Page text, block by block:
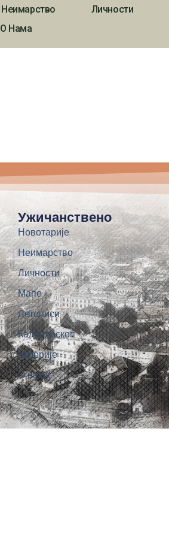
Неимарство Личности
О Нама
Ужичанствено
Новотарије
Неимарство
Личности
Мапе
Летописи
Калеидоскоп
Галерије
О нама